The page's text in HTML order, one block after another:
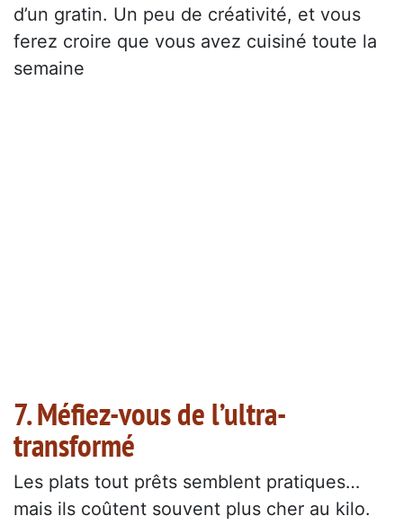
d’un gratin. Un peu de créativité, et vous
ferez croire que vous avez cuisiné toute la
semaine
7. Méfiez-vous de l’ultra-
transformé
Les plats tout prêts semblent pratiques…
mais ils coûtent souvent plus cher au kilo.